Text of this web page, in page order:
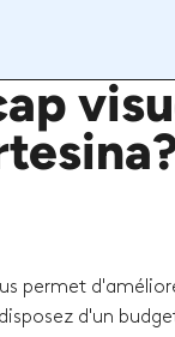
permet
d'un